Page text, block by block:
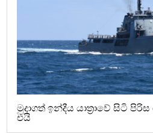
මුදාගත් ඉන්දීය යාත්‍රාවේ සිටි
එයි